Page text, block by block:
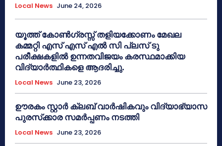
Local News June 24, 2026
യൂത്ത് കോൺഗ്രസ്സ് തളിയക്കോണം മേഖല
കമ്മറ്റി എസ് എസ് എൽ സി പ്ലസ് ടു
പരീക്ഷകളിൽ ഉന്നതവിജയം കരസ്ഥമാക്കിയ
വിദ്യാർത്ഥികളെ ആദരിച്ചു.
Local News June 23, 2026
ഊരകം സ്റ്റാർ ക്ലബ് വാർഷികവും വിദ്യാഭ്യാസ
പുരസ്‌ക്കാര സമർപ്പണം നടത്തി
Local News June 23, 2026